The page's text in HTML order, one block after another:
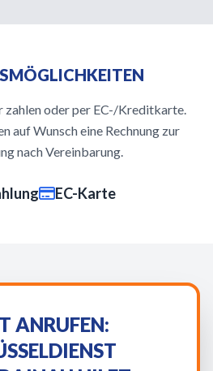
zahlen oder per EC-/Kreditkarte.
auf Wunsch eine Rechnung zur
nach Vereinbarung.
EC-Karte
ANRUFEN: